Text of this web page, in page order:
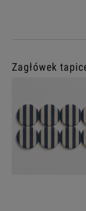
Zagłówek